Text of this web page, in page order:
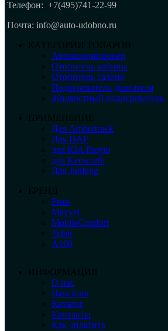
Телефон: +7(495)741-22-99
Почта: info@auto-udobno.ru
КАТЕГОРИИ ТОВАРОВ
Автокондиционер
Отопитель кабины
Отопитель салона
Подогреватель двигателя
Жидкостный подогреватель
ПРИМЕНЕНИЕ
Для Ambertruck
Для DAF
для KIA Pregio
для Kenworth
Для Junfeng
БРЕНД
Frost
Meyvel
MobileComfort
Telair
А100
ИНФОРМАЦИЯ
О нас
Наш блог
Каталог
Контакты
Как оплатить